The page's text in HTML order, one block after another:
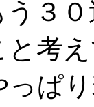
３
と考
っぱ